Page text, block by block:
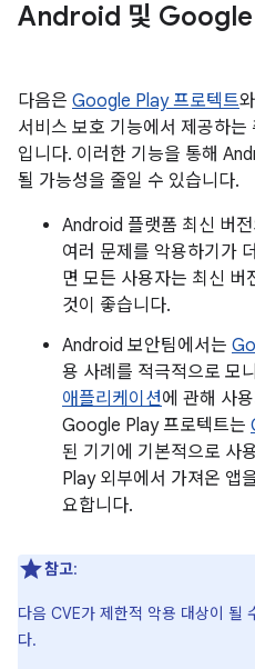
Android 및 Google
다음은 Google Play 프로텍트
서비스 보호 기능에서 제공하
입니다. 이러한 기능을 통해
될 가능성을 줄일 수 있습니다.
Android 플랫폼 최신 버
여러 문제를 악용하기가
면 모든 사용자는 최신
것이 좋습니다.
Android 보안팀에서는
용 사례를 적극적으로 모
애플리케이션에 관해 사
Google Play 프로텍트는
된 기기에 기본적으로 사
Play 외부에서 가져온 앱
요합니다.
참고:
다음 CVE가 제한적 악용 대상이 될
다.